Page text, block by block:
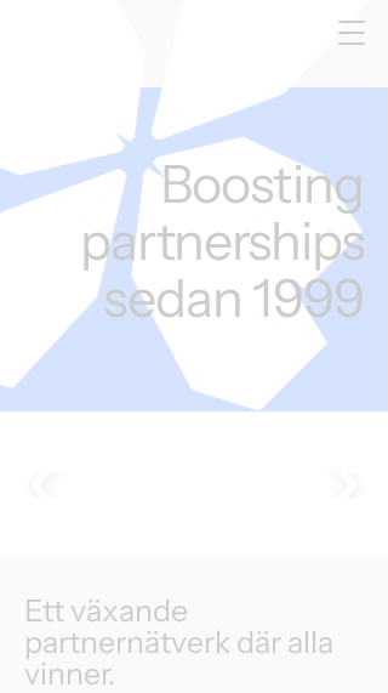
partnerships
Boosting
sedan 1999
Ett växande
partnernätverk där alla
vinner.